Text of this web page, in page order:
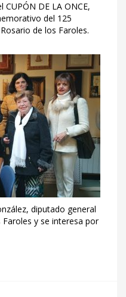
CUPÓN DE LA ONCE,
del 125
de los Faroles.
diputado general
y se interesa por